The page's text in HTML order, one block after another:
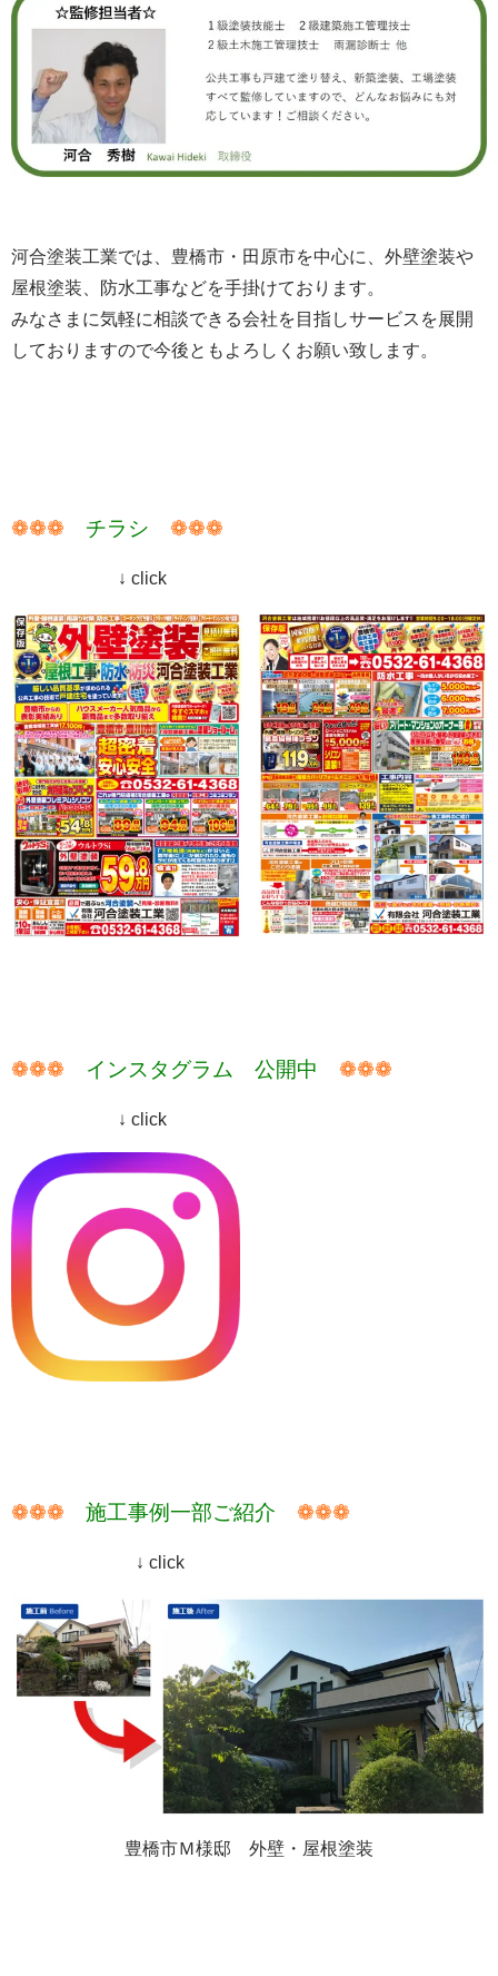
河合塗装工業では、豊橋市・田原市を中心に、外壁塗装や
屋根塗装、防水工事などを手掛けております。
みなさまに気軽に相談できる会社を目指しサービスを展開
しておりますので今後ともよろしくお願い致します。
❁❁❁ チラシ ❁❁❁
↓ click
❁❁❁ インスタグラム 公開中 ❁❁❁
↓ click
❁❁❁ 施工事例一部ご紹介 ❁❁❁
↓ click
豊橋市Ｍ様邸 外壁・屋根塗装